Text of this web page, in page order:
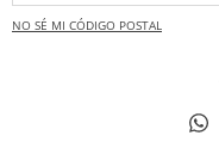
NO SÉ MI CÓDIGO POSTAL